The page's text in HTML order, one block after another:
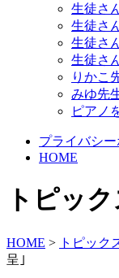
生徒さ
生徒さ
生徒さ
生徒さ
りかこ
みゆ先
ピアノ
プライバシ
HOME
トピッ
HOME > トピック
呈｣